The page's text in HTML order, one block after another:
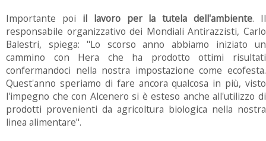
Importante poi il lavoro per la tutela dell'ambiente. Il
responsabile organizzativo dei Mondiali Antirazzisti, Carlo
Balestri, spiega: "Lo scorso anno abbiamo iniziato un
cammino con Hera che ha prodotto ottimi risultati
confermandoci nella nostra impostazione come ecofesta.
Quest'anno speriamo di fare ancora qualcosa in più, visto
l'impegno che con Alcenero si è esteso anche all'utilizzo di
prodotti provenienti da agricoltura biologica nella nostra
linea alimentare".